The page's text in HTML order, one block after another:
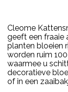
Cleome
geeft een fraaie
planten bloeien
worden ruim
waarmee u
decoratieve
of in een